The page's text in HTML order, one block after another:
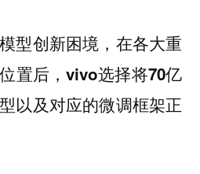
型创新困境，在各大重
置后，vivo选择将70亿
以及对应的微调框架正